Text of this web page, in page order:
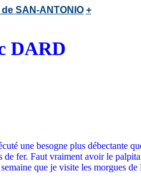
SAN-ANTONIO +
DARD
une besogne plus débectante
de fer. Faut vraiment avoir le
que je visite les morgues